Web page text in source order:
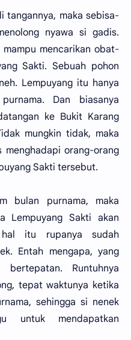
tangannya, maka sebisa-
nyawa si gadis.
mencarikan obat-
Sakti. Sebuah pohon
Lempuyang itu hanya
Dan biasanya
ke Bukit Karang
mungkin tidak, maka
orang-orang
Sakti tersebut.
bulan purnama, maka
Lempuyang Sakti akan
itu rupanya sudah
Entah mengapa, yang
bertepatan. Runtuhnya
tepat waktunya ketika
sehingga si nenek
untuk mendapatkan